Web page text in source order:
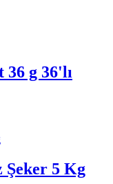
g 36'lı
5 Kg